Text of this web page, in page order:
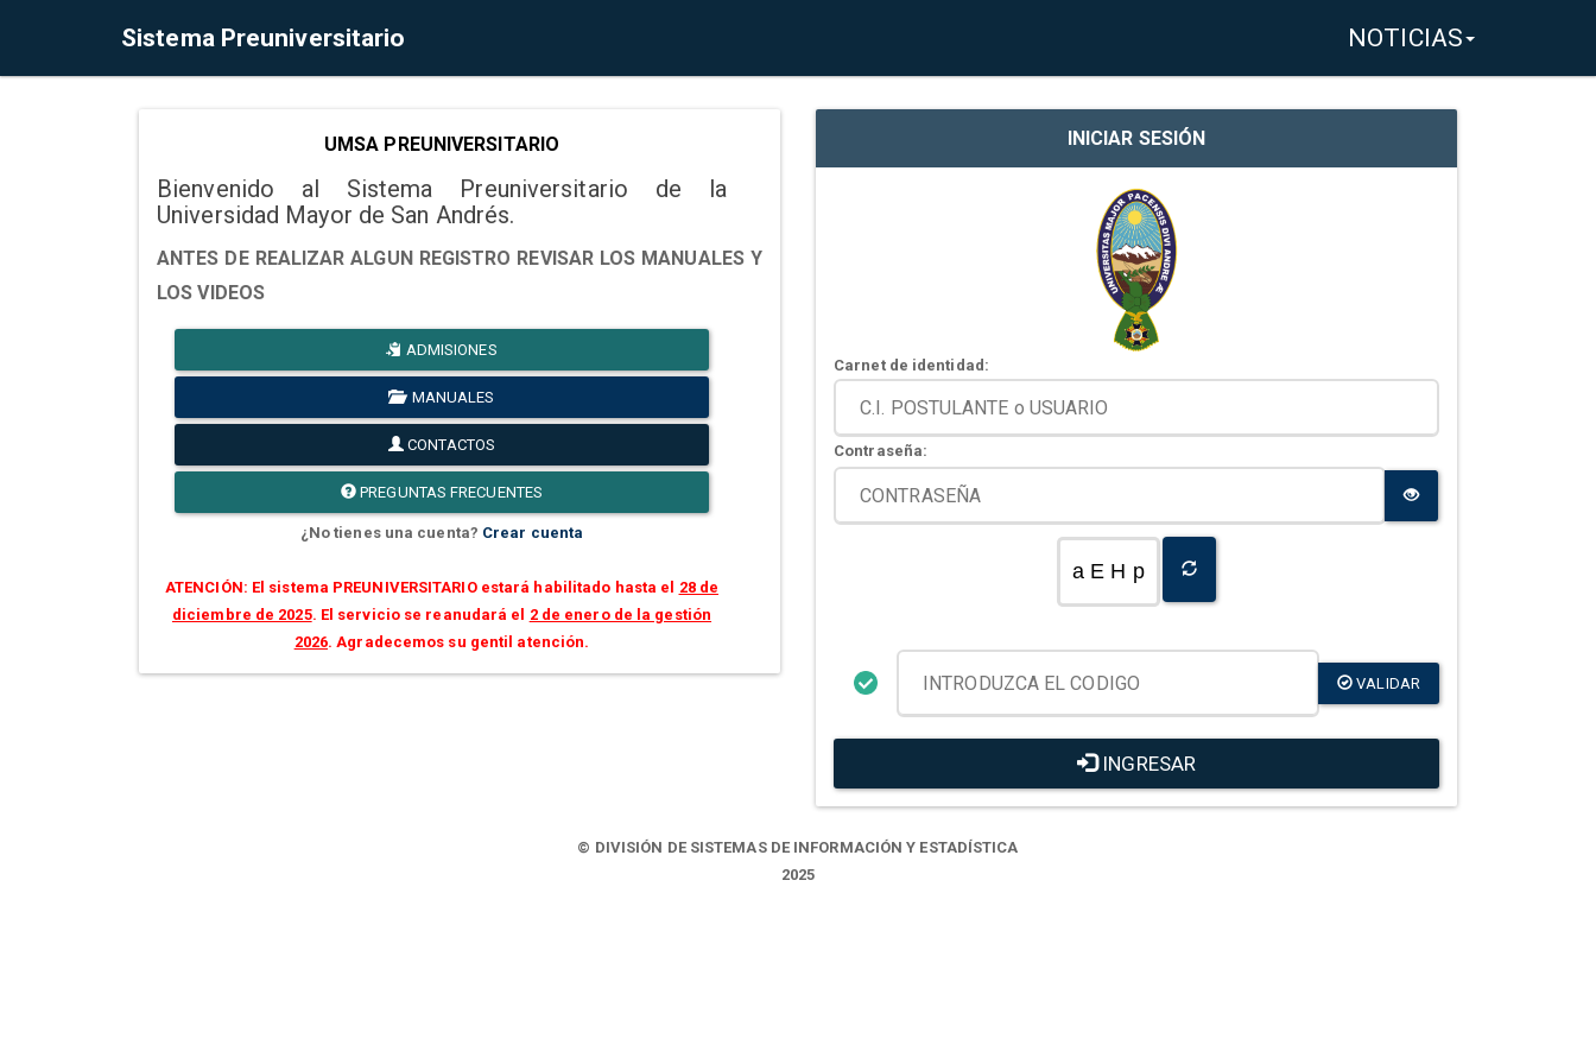
Sistema Preuniversitario NOTICIAS
UMSA PREUNIVERSITARIO
Bienvenido al Sistema Preuniversitario de la
Universidad Mayor de San Andrés.
ANTES DE REALIZAR ALGUN REGISTRO REVISAR LOS MANUALES Y
LOS VIDEOS
ADMISIONES
MANUALES
CONTACTOS
PREGUNTAS FRECUENTES
¿No tienes una cuenta? Crear cuenta
ATENCIÓN: El sistema PREUNIVERSITARIO estará habilitado hasta el 28 de
diciembre de 2025. El servicio se reanudará el 2 de enero de la gestión
2026. Agradecemos su gentil atención.
INICIAR SESIÓN
Carnet de identidad:
Contraseña:
a E H p
VALIDAR
INGRESAR
© DIVISIÓN DE SISTEMAS DE INFORMACIÓN Y ESTADÍSTICA
2025